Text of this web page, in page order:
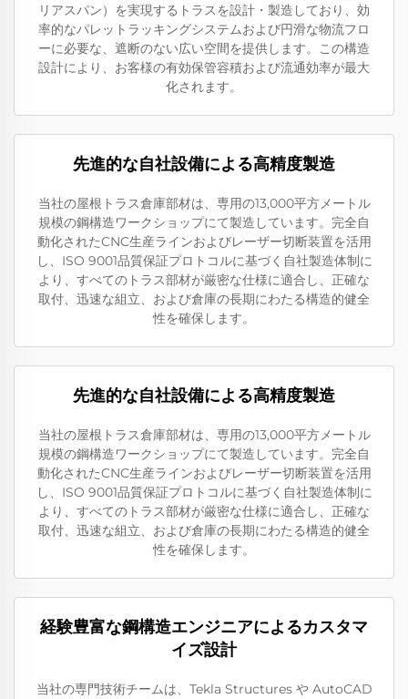
リアスパン）を実現するトラスを設計・製造しており、効
率的なパレットラッキングシステムおよび円滑な物流フロ
ーに必要な、遮断のない広い空間を提供します。この構造
設計により、お客様の有効保管容積および流通効率が最大
化されます。
先進的な自社設備による高精度製造
当社の屋根トラス倉庫部材は、専用の13,000平方メートル
規模の鋼構造ワークショップにて製造しています。完全自
動化されたCNC生産ラインおよびレーザー切断装置を活用
し、ISO 9001品質保証プロトコルに基づく自社製造体制に
より、すべてのトラス部材が厳密な仕様に適合し、正確な
取付、迅速な組立、および倉庫の長期にわたる構造的健全
性を確保します。
先進的な自社設備による高精度製造
当社の屋根トラス倉庫部材は、専用の13,000平方メートル
規模の鋼構造ワークショップにて製造しています。完全自
動化されたCNC生産ラインおよびレーザー切断装置を活用
し、ISO 9001品質保証プロトコルに基づく自社製造体制に
より、すべてのトラス部材が厳密な仕様に適合し、正確な
取付、迅速な組立、および倉庫の長期にわたる構造的健全
性を確保します。
経験豊富な鋼構造エンジニアによるカスタマ
イズ設計
当社の専門技術チームは、Tekla Structures や AutoCAD